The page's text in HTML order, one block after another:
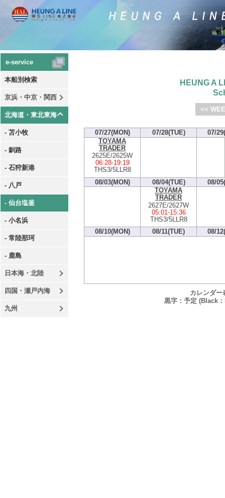
e-service
本船別検索
京浜・中京・関西
北海道・東北東海
- 苫小牧
- 釧路
- 石狩新港
- 八戸
- 仙台塩釜
- 小名浜
- 常陸那珂
- 鹿島
日本海・北陸
四国・瀬戸内海
九州
HEUNG A
<<
07/27(MON) 07/28(TUE)
07/
TOYAMA
TRADER
2625E/2625W
06:28-19:19
THS3/5LLR8
08/03(MON)
08/04(TUE)
08/
TOYAMA
TRADER
2627E/2627W
05:01-15:36
THS3/5LLR8
08/10(MON)
08/11(TUE) 08/
カレンダー
黒字：予定 (Black